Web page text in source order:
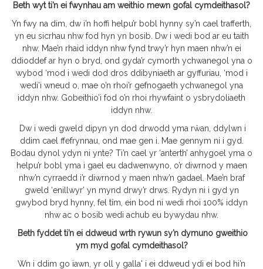
Beth wyt ti’n ei fwynhau am weithio mewn gofal cymdeithasol?
Yn fwy na dim, dw i’n hoffi helpu’r bobl hynny sy’n cael trafferth,
yn eu sicrhau nhw fod hyn yn bosib. Dw i wedi bod ar eu taith
nhw. Mae’n rhaid iddyn nhw fynd trwy’r hyn maen nhw’n ei
ddioddef ar hyn o bryd, ond gyda’r cymorth ychwanegol yna o
wybod ‘mod i wedi dod dros ddibyniaeth ar gyffuriau, ‘mod i
wedi’i wneud o, mae o’n rhoi’r gefnogaeth ychwanegol yna
iddyn nhw. Gobeithio’i fod o’n rhoi rhywfaint o ysbrydoliaeth
iddyn nhw.
Dw i wedi gweld dipyn yn dod drwodd yma rŵan, ddylwn i
ddim cael ffefrynnau, ond mae gen i. Mae gennym ni i gyd.
Bodau dynol ydyn ni ynte? Ti’n cael yr ‘anterth’ anhygoel yma o
helpu’r bobl yma i gael eu dadwenwyno, o’r diwrnod y maen
nhw’n cyrraedd i’r diwrnod y maen nhw’n gadael. Mae’n braf
gweld ‘enillwyr’ yn mynd drwy’r drws. Rydyn ni i gyd yn
gwybod bryd hynny, fel tîm, ein bod ni wedi rhoi 100% iddyn
nhw ac o bosib wedi achub eu bywydau nhw.
Beth fyddet ti’n ei ddweud wrth rywun sy’n dymuno gweithio
ym myd gofal cymdeithasol?
Wn i ddim go iawn, yr oll y galla' i ei ddweud ydi ei bod hi’n